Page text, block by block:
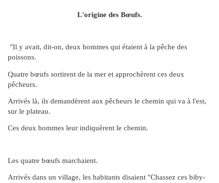
L'origine des Bœufs.
"Il y avait, dit-on, deux hommes qui étaient à la pêche des
poissons.
Quatre bœufs sortirent de la mer et approchèrent ces deux
pêcheurs.
Arrivés là, ils demandèrent aux pêcheurs le chemin qui va à l'est,
sur le plateau.
Ces deux hommes leur indiquèrent le chemin.
Les quatre bœufs marchaient.
Arrivés dans un village, les habitants disaient "Chassez ces biby-